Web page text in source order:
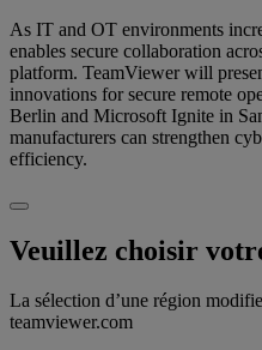
As IT and OT environments
enables secure collaboration
platform. TeamViewer will
innovations for secure remote
Berlin and Microsoft Ignite in
manufacturers can strengthen
efficiency.
Veuillez choisir
La sélection d’une région
teamviewer.com